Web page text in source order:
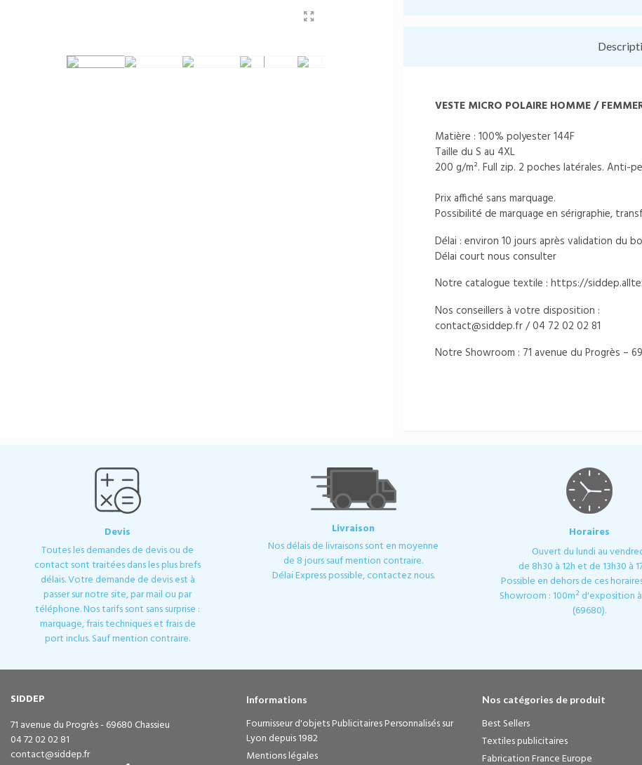
VESTE MICRO POLAIRE HOMME /FEMME
Matière : 100% polyester 144F
Taille du S au 4XL
200 g/m². Full zip. 2 poches latérales. Anti-
Prix affiché sans marquage.
Possibilité de marquage en sérigraphie,
Délai : environ 10 jours après validation du
Délai court nous consulter
Notre catalogue textile : https://
Nos conseillers à votre disposition :
contact@siddep.fr/ 04 72 02 02 81
Notre Showroom : 71 avenue du Progrès –
Devis
Toutes les demandes de devis ou de
contact sont traitées dans les plus brefs
délais. Votre demande de devis est à
passer sur notre site, par mail ou par
téléphone. Nos tarifs sont sans surprise :
marquage, frais techniques et frais de
port inclus. Sauf mention contraire.
Livraison
Nos délais de livraisons sont en moyenne
de 8 jours sauf mention contraire.
Délai Express possible, contactez nous.
Horaires
Ouvert du lundi au
de 8h30 à 12h et de 13h30 à
Possible en dehors de ces
Showroom : 100m² d'exposition à
(69680).
SIDDEP
71 avenue du Progrès - 69680 Chassieu
04 72 02 02 81
contact@siddep.fr
Informations
Fournisseur d'objets Publicitaires Personnalisés sur
Lyon depuis 1982
Mentions légales
Nos catégories de produit
Best Sellers
Textiles publicitaires
Fabrication France Europe